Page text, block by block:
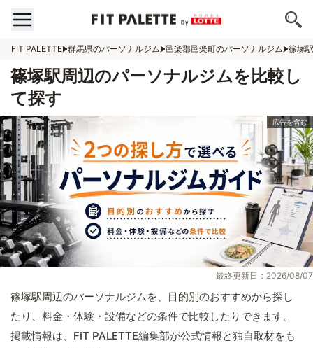
FIT PALETTE 群馬県のパーソナルジム 邑楽郡邑楽町のパーソナルジム 篠塚
篠塚駅周辺のパーソナルジムを比較し
て探す
最終更新日：2026/08/07
篠塚駅周辺のパーソナルジムを、目的別のおすすめから探し
たり、料金・体験・設備などの条件で比較したりできます。
掲載情報は、FIT PALETTE編集部が公式情報と独自取材をも